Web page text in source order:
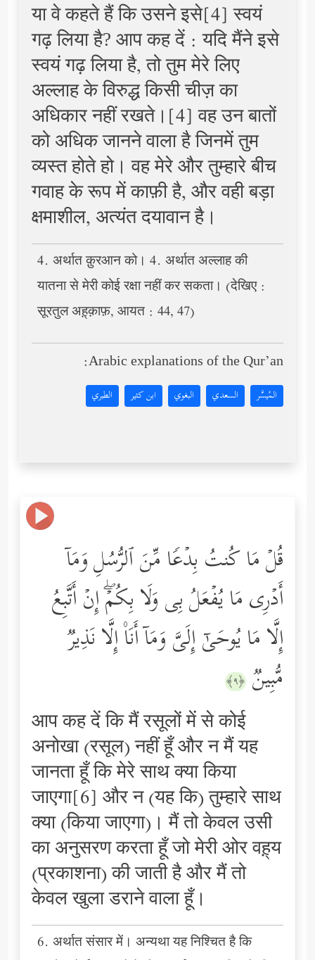
या वे कहते हैं कि उसने इसे[4] स्वयं
गढ़ लिया है? आप कह दें : यदि मैंने इसे
स्वयं गढ़ लिया है, तो तुम मेरे लिए
अल्लाह के विरुद्ध किसी चीज़ का
अधिकार नहीं रखते।[4] वह उन बातों
को अधिक जानने वाला है जिनमें तुम
व्यस्त होते हो। वह मेरे और तुम्हारे बीच
गवाह के रूप में काफ़ी है, और वही बड़ा
क्षमाशील, अत्यंत दयावान है।
4. अर्थात क़ुरआन को। 4. अर्थात अल्लाह की
यातना से मेरी कोई रक्षा नहीं कर सकता। (देखिए :
सूरतुल अह़्क़ाफ़, आयत : 44, 47)
Arabic explanations of the Qur’an:
المُيسَّر السعدي البغوي ابن كثير الطبري
قُلۡ مَا كُنتُ بِدۡعࣰا مِّنَ ٱلرُّسُلِ وَمَاۤ
أَدۡرِی مَا یُفۡعَلُ بِی وَلَا بِكُمۡۖ إِنۡ أَتَّبِعُ
إِلَّا مَا یُوحَىٰۤ إِلَیَّ وَمَاۤ أَنَا۠ إِلَّا نَذِیرࣱ
مُّبِینࣱ ﴿٩﴾
आप कह दें कि मैं रसूलों में से कोई
अनोखा (रसूल) नहीं हूँ और न मैं यह
जानता हूँ कि मेरे साथ क्या किया
जाएगा[6] और न (यह कि) तुम्हारे साथ
क्या (किया जाएगा)। मैं तो केवल उसी
का अनुसरण करता हूँ जो मेरी ओर वह़्य
(प्रकाशना) की जाती है और मैं तो
केवल खुला डराने वाला हूँ।
6. अर्थात संसार में। अन्यथा यह निश्चित है कि